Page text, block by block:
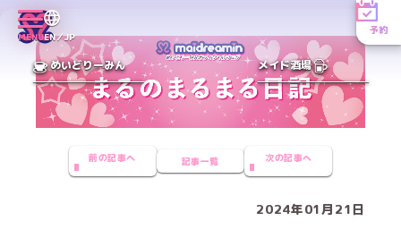
MENUEN／JP
予約
めいどりーみん メイド酒場
前の記事へ 記事一覧 次の記事へ
2024年01月21日